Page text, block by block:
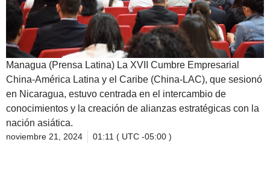
Managua (Prensa Latina) La XVII Cumbre Empresarial
China-América Latina y el Caribe (China-LAC), que sesionó
en Nicaragua, estuvo centrada en el intercambio de
conocimientos y la creación de alianzas estratégicas con la
nación asiática.
noviembre 21, 2024 01:11 ( UTC -05:00 )